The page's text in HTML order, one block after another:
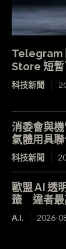
Telegram
Store 短暫
科技新聞
消委會與
氣體用具
科技新聞
歐盟 AI 透
籤 違者最
A.I. 2026-